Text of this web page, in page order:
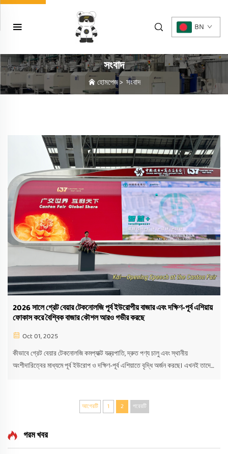
BN
সংবাদ
হোমপেজ> সংবাদ
2026 সালে গ্রেট বেয়ার টেকনোলজি পূর্ব ইউরোপীয় বাজার এবং দক্ষিণ-পূর্ব এশিয়ায়
ফোকাস করে বৈশ্বিক বাজার কৌশল আরও গভীর করছে
Oct 01, 2025
কীভাবে গ্রেট বেয়ার টেকনোলজি কমপ্যাক্ট যন্ত্রপাতি, দ্রুত পণ্য চালু এবং স্থানীয়
অংশীদারিত্বের মাধ্যমে পূর্ব ইউরোপ ও দক্ষিণ-পূর্ব এশিয়াতে বৃদ্ধি অর্জন করছে। এখনই তাদের
আগেরটি 1 2 পরেরটি
গরম খবর